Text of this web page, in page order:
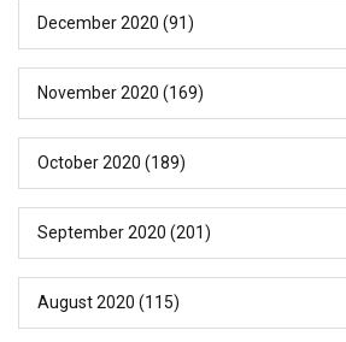
December 2020 (91)
November 2020 (169)
October 2020 (189)
September 2020 (201)
August 2020 (115)